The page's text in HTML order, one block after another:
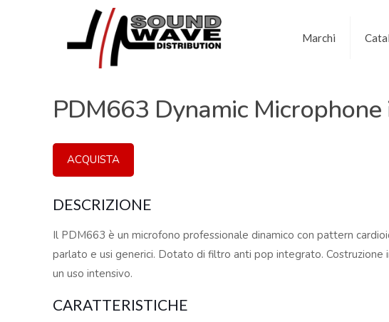
Marchi
PDM663 Dynamic Microphone
ACQUISTA
DESCRIZIONE
Il PDM663 è un microfono professionale dinamico con pattern
parlato e usi generici. Dotato di filtro anti pop integrato. Costruzione
un uso intensivo.
CARATTERISTICHE